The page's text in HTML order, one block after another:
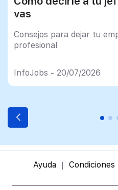
vas
Consejos para dejar tu
profesional
InfoJobs - 20/07/2026
Ayuda Condiciones